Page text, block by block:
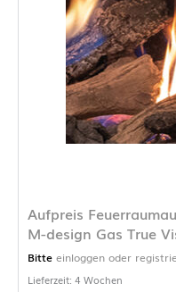
Aufpreis
M-design Gas True
Bitte einloggen oder
Lieferzeit: 4 Wochen